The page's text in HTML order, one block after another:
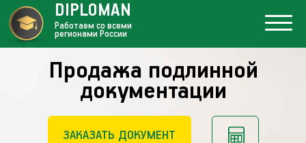
Продажа подлинной
документации
ЗАКАЗАТЬ ДОКУМЕНТ
DIPLOMAN
Работаем со всеми
регионами России